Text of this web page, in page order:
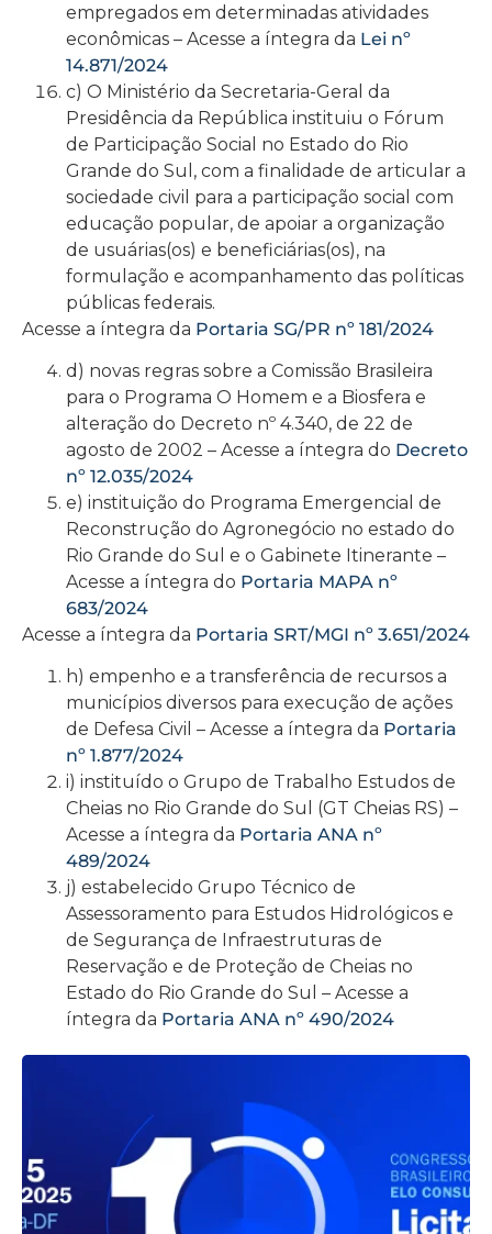
empregados em determinadas atividades
econômicas – Acesse a íntegra da Lei nº
14.871/2024
c) O Ministério da Secretaria-Geral da
Presidência da República instituiu o Fórum
de Participação Social no Estado do Rio
Grande do Sul, com a finalidade de articular a
sociedade civil para a participação social com
educação popular, de apoiar a organização
de usuárias(os) e beneficiárias(os), na
formulação e acompanhamento das políticas
públicas federais.
Acesse a íntegra da Portaria SG/PR nº 181/2024
d) novas regras sobre a Comissão Brasileira
para o Programa O Homem e a Biosfera e
alteração do Decreto nº 4.340, de 22 de
agosto de 2002 – Acesse a íntegra do Decreto
nº 12.035/2024
e) instituição do Programa Emergencial de
Reconstrução do Agronegócio no estado do
Rio Grande do Sul e o Gabinete Itinerante –
Acesse a íntegra do Portaria MAPA nº
683/2024
Acesse a íntegra da Portaria SRT/MGI nº 3.651/2024
h) empenho e a transferência de recursos a
municípios diversos para execução de ações
de Defesa Civil – Acesse a íntegra da Portaria
nº 1.877/2024
i) instituído o Grupo de Trabalho Estudos de
Cheias no Rio Grande do Sul (GT Cheias RS) –
Acesse a íntegra da Portaria ANA nº
489/2024
j) estabelecido Grupo Técnico de
Assessoramento para Estudos Hidrológicos e
de Segurança de Infraestruturas de
Reservação e de Proteção de Cheias no
Estado do Rio Grande do Sul – Acesse a
íntegra da Portaria ANA nº 490/2024